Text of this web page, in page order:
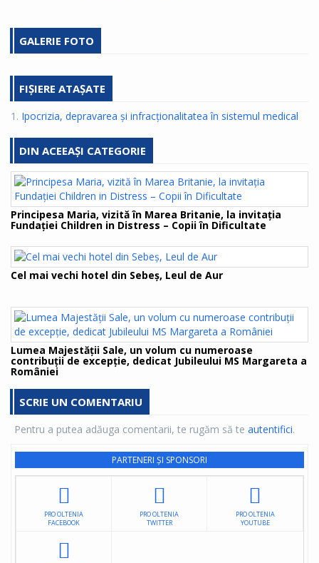
GALERIE FOTO
FIȘIERE ATAȘATE
1. Ipocrizia, depravarea și infracționalitatea în sistemul medical
DIN ACEEAȘI CATEGORIE
Principesa Maria, vizită în Marea Britanie, la invitația
Fundației Children in Distress – Copii în Dificultate
Cel mai vechi hotel din Sebeș, Leul de Aur
Lumea Majestății Sale, un volum cu numeroase
contribuții de excepție, dedicat Jubileului MS Margareta a
României
SCRIE UN COMENTARIU
Pentru a putea adăuga comentarii, te rugăm să te autentifici.
PARTENERI ȘI SPONSORI
PRO OLTENIA
FACEBOOK
PRO OLTENIA
TWITTER
PRO OLTENIA
YOUTUBE